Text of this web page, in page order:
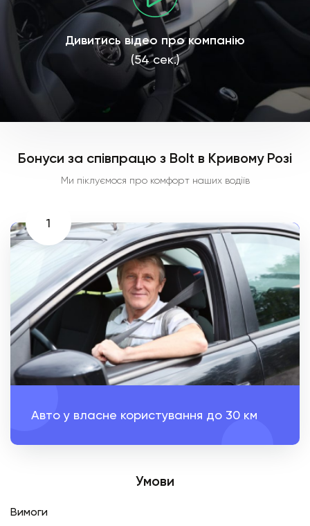
Дивитись відео про компанію
(54 сек.)
Бонуси за співпрацю з Bolt в Кривому Розі
Ми піклуємося про комфорт наших водіїв
1
Авто у власне користування до 30 км
Умови
Вимоги